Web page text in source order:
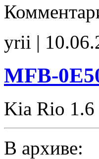
yrii |
MFB-
Kia Rio 1.6
В архиве: